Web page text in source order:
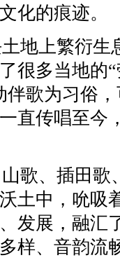
化的痕迹。
地上繁衍生
很多当地
歌为习俗
直传唱至今
歌、插田
土中，吮吸
发展，融汇
样、音韵流